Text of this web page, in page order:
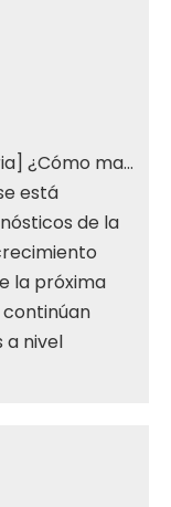
] ¿Cómo mantenerse al día con las últimas tendencias en tecnología de máquinas trefiladoras de alambre de cobre?
está
de la
la próxima
continúan
nivel